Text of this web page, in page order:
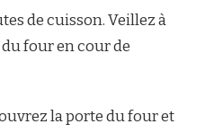
de cuisson. Veillez à
four en cour de
la porte du four et